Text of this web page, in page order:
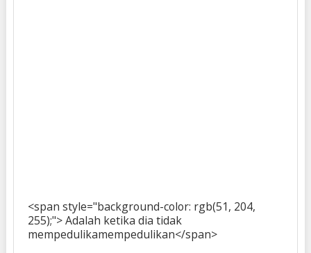
<span style="background-color: rgb(51, 204,
255);"> Adalah ketika dia tidak
mempedulikamempedulikan</span>